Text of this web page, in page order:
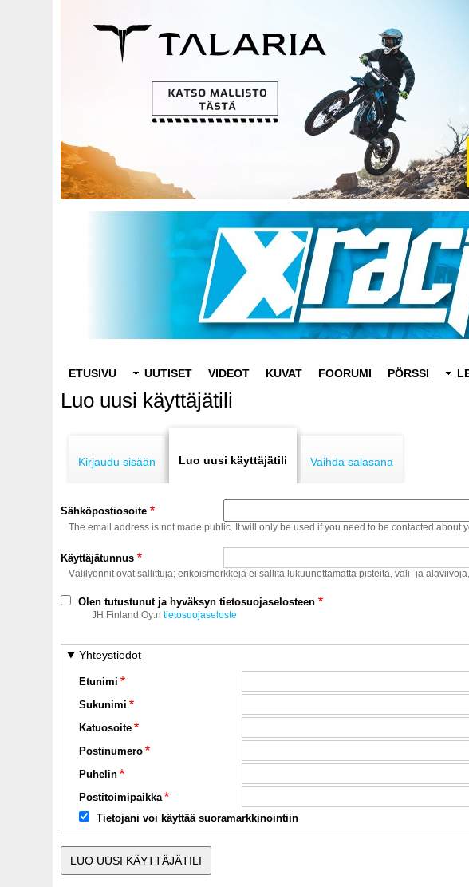
navigation
ETUSIVU UUTISET VIDEOT KUVAT FOORUMI PÖRSSI
Luo uusi käyttäjätili
tabs
Kirjaudu sisään Luo uusi käyttäjätili Vaihda salasana
Sähköpostiosoite
The email address is not made public. It will only be used if you need to be contacted about
Käyttäjätunnus
Välilyönnit ovat sallittuja; erikoismerkkejä ei sallita lukuunottamatta pisteitä, väli- ja
Olen tutustunut ja hyväksyn tietosuojaselosteen
JH Finland Oy:ntietosuojaseloste
Yhteystiedot
Etunimi
Sukunimi
Katuosoite
Postinumero
Puhelin
Postitoimipaikka
Tietojani voi käyttää suoramarkkinointiin